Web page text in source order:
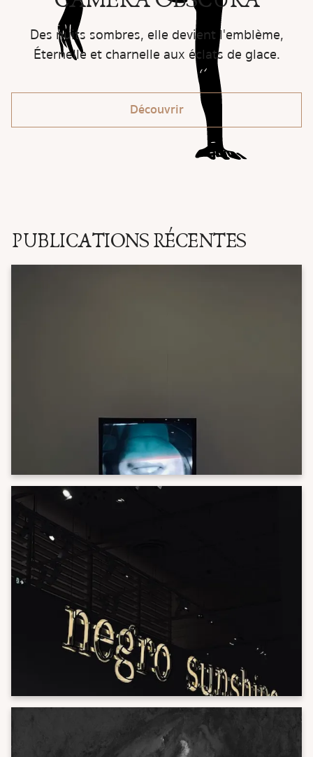
Des nuits sombres, elle devient l'emblème,
Éternelle et charnelle aux éclats de glace.
Découvrir
PUBLICATIONS RÉCENTES